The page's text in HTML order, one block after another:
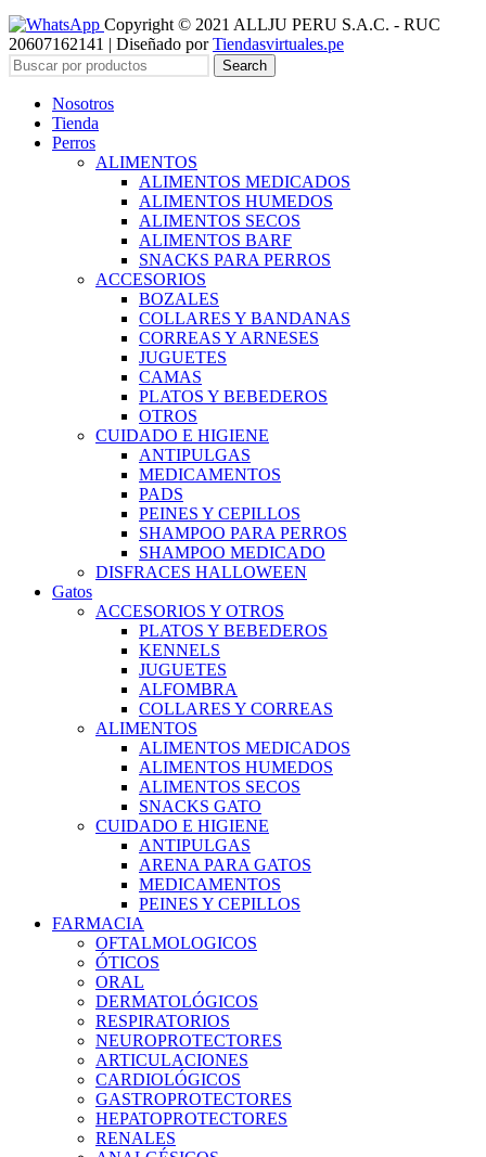
Copyright © 2021 ALLJU PERU S.A.C. - RUC
20607162141 | Diseñado porTiendasvirtuales.pe
Search
Nosotros
Tienda
Perros
ALIMENTOS
ALIMENTOS MEDICADOS
ALIMENTOS HUMEDOS
ALIMENTOS SECOS
ALIMENTOS BARF
SNACKS PARA PERROS
ACCESORIOS
BOZALES
COLLARES Y BANDANAS
CORREAS Y ARNESES
JUGUETES
CAMAS
PLATOS Y BEBEDEROS
OTROS
CUIDADO E HIGIENE
ANTIPULGAS
MEDICAMENTOS
PADS
PEINES Y CEPILLOS
SHAMPOO PARA PERROS
SHAMPOO MEDICADO
DISFRACES HALLOWEEN
Gatos
ACCESORIOS Y OTROS
PLATOS Y BEBEDEROS
KENNELS
JUGUETES
ALFOMBRA
COLLARES Y CORREAS
ALIMENTOS
ALIMENTOS MEDICADOS
ALIMENTOS HUMEDOS
ALIMENTOS SECOS
SNACKS GATO
CUIDADO E HIGIENE
ANTIPULGAS
ARENA PARA GATOS
MEDICAMENTOS
PEINES Y CEPILLOS
FARMACIA
OFTALMOLOGICOS
ÓTICOS
ORAL
DERMATOLÓGICOS
RESPIRATORIOS
NEUROPROTECTORES
ARTICULACIONES
CARDIOLÓGICOS
GASTROPROTECTORES
HEPATOPROTECTORES
RENALES